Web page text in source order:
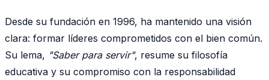
Desde su fundación en 1996, ha mantenido una visión
clara: formar líderes comprometidos con el bien común.
Su lema, "Saber para servir", resume su filosofía
educativa y su compromiso con la responsabilidad